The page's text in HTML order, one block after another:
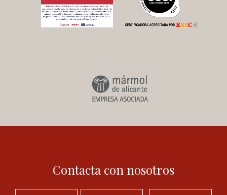
Contacta con nosotros